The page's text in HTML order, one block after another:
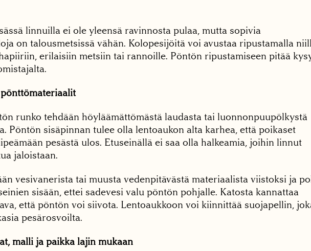
linnuilla ei ole yleensä ravinnosta pulaa, mutta sopivia
on talousmetsissä vähän. Kolopesijöitä voi avustaa ripustamalla
erilaisiin metsiin tai rannoille. Pöntön ripustamiseen pitää
runko tehdään höyläämättömästä laudasta tai luonnonpuupölkystä
Pöntön sisäpinnan tulee olla lentoaukon alta karhea, että poikaset
pesästä ulos. Etuseinällä ei saa olla halkeamia, joihin linnut
jaloistaan.
vesivanerista tai muusta vedenpitävästä materiaalista viistoksi ja
sisään, ettei sadevesi valu pöntön pohjalle. Katosta kannattaa
että pöntön voi siivota. Lentoaukkoon voi kiinnittää suojapellin,
pesärosvoilta.
malli ja paikka lajin mukaan